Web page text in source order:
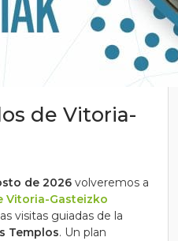
de Vitoria-
de 2026 volveremos a
Vitoria-Gasteizko
visitas guiadas de la
Templos. Un plan